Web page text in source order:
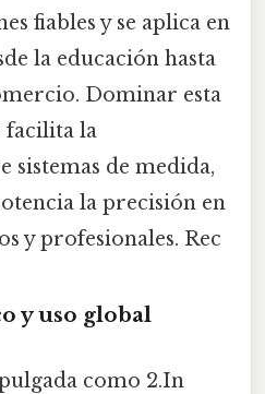
fiables y se aplica en
la educación hasta
Dominar esta
facilita la
sistemas de medida,
la precisión en
y profesionales. Rec
y uso global
como 2.In